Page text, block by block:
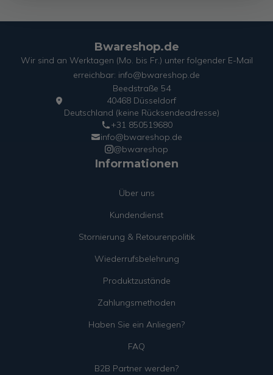
Bwareshop.de
Wir sind an Werktagen (Mo. bis Fr.) unter folgender E-Mail
erreichbar: info@bwareshop.de
Beedstraße 54
40468 Düsseldorf
Deutschland (keine Rücksendeadresse)
+31 850519680
info@bwareshop.de
@bwareshop
Informationen
Über uns
Kundendienst
Stornierung & Retourenpolitik
Wiederrufsbelehrung
Produktzustände
Zahlungsmethoden
Haben Sie ein Anliegen?
FAQ
B2B Partner werden?